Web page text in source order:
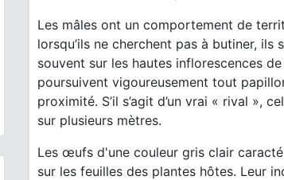
Les mâles ont un comportement de
lorsqu’ils ne cherchent pas à butiner, ils
souvent sur les hautes inflorescences
poursuivent vigoureusement tout
proximité. S’il s’agit d’un vrai « rival »,
sur plusieurs mètres.
Les œufs d'une couleur gris clair
sur les feuilles des plantes hôtes. Leur